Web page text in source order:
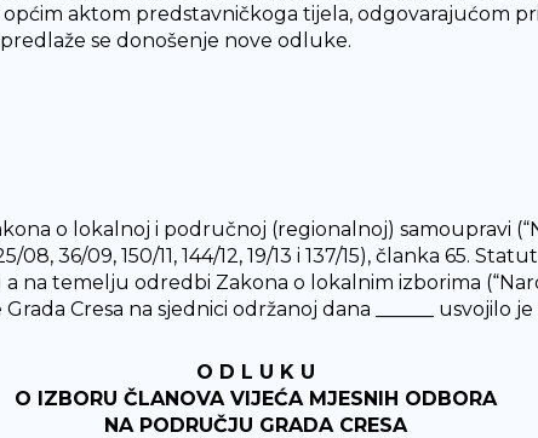
aktom predstavničkoga tijela, odgovarajućom
se donošenje nove odluke.
o lokalnoj i područnoj (regionalnoj) samoupravi
08, 36/09, 150/11, 144/12, 19/13 i 137/15), članka 65.
a na temelju odredbi Zakona o lokalnim izborima
Grada Cresa na sjednici održanoj dana ______ usvojilo
O D L U K U
O IZBORU ČLANOVA VIJEĆA MJESNIH ODBORA
NA PODRUČJU GRADA CRESA